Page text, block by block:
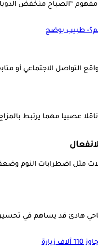
“الصباح منخفض
طبيب يوضح
التواصل الاجتماعي أو
عصبيا مهما يرتبط
مثل اضطرابات النوم وضعف
هادئ قد يساهم في